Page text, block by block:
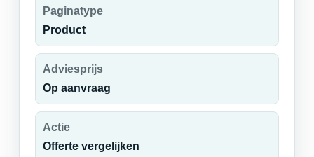
Paginatype
Product
Adviesprijs
Op aanvraag
Actie
Offerte vergelijken